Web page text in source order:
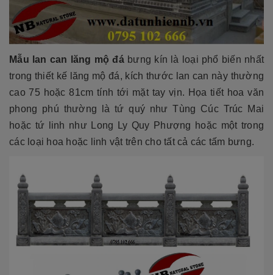
Mẫu lan can lăng mộ đá bưng kín là loại phổ biến nhất
trong thiết kế lăng mộ đá, kích thước lan can này thường
cao 75 hoặc 81cm tính tới mặt tay vịn. Họa tiết hoa văn
phong phú thường là tứ quý như Tùng Cúc Trúc Mai
hoặc tứ linh như Long Ly Quy Phượng hoặc một trong
các loại hoa hoặc linh vật trên cho tất cả các tấm bưng.